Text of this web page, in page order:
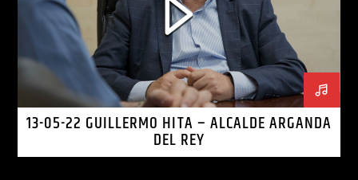
13-05-22 GUILLERMO HITA – ALCALDE ARGANDA
DEL REY